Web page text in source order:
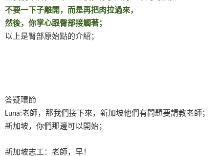
不要一下子離開，而是再把肉拉過來，
然後，你掌心跟臀部接觸著；
以上是臀部原始點的介紹；
答疑環節
Luna:老師，那我們接下來，新加坡他們有問題要請教老師；
新加坡，你們那邊可以開始；
新加坡志工：老師，早！